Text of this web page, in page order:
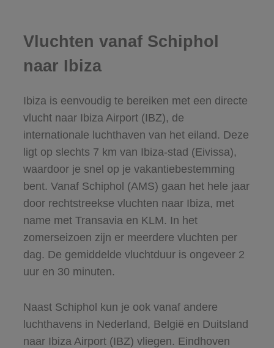
Vluchten vanaf Schiphol
naar Ibiza
Ibiza is eenvoudig te bereiken met een directe
vlucht naar Ibiza Airport (IBZ), de
internationale luchthaven van het eiland. Deze
ligt op slechts 7 km van Ibiza-stad (Eivissa),
waardoor je snel op je vakantiebestemming
bent. Vanaf Schiphol (AMS) gaan het hele jaar
door rechtstreekse vluchten naar Ibiza, met
name met Transavia en KLM. In het
zomerseizoen zijn er meerdere vluchten per
dag. De gemiddelde vluchtduur is ongeveer 2
uur en 30 minuten.
Naast Schiphol kun je ook vanaf andere
luchthavens in Nederland, België en Duitsland
naar Ibiza Airport (IBZ) vliegen. Eindhoven